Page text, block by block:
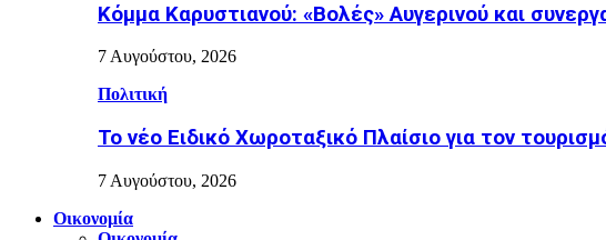
Κόμμα Καρυστιανού: «Βολές» Αυγερινού και
7 Αυγούστου, 2026
Πολιτική
Το νέο Ειδικό Χωροταξικό Πλαίσιο για τον
7 Αυγούστου, 2026
Οικονομία